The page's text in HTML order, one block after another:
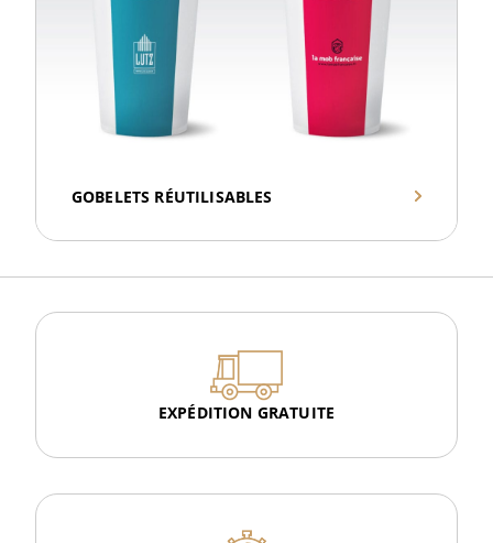
GOBELETS RÉUTILISABLES
EXPÉDITION GRATUITE